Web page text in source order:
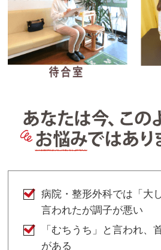
病院・整形外科では「大
言われたが調子が悪い
「むちうち」と言われ、
がある